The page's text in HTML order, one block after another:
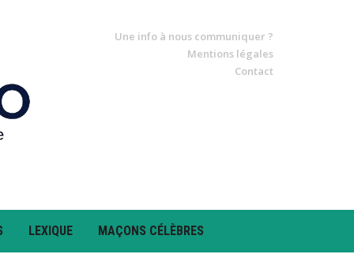
Une info à nous communiquer ?
Mentions légales
Contact
LEXIQUE MAÇONS CÉLÈBRES